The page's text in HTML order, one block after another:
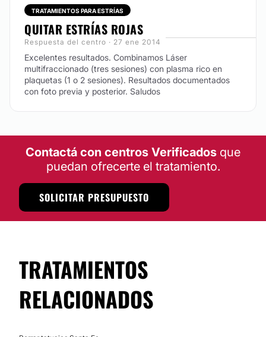
TRATAMIENTOS PARA ESTRÍAS
QUITAR ESTRÍAS ROJAS
Respuesta del centro · 27 ene 2014
Excelentes resultados. Combinamos Láser
multifraccionado (tres sesiones) con plasma rico en
plaquetas (1 o 2 sesiones). Resultados documentados
con foto previa y posterior. Saludos
Contactá con centros Verificados que
puedan ofrecerte el tratamiento.
SOLICITAR PRESUPUESTO
TRATAMIENTOS
RELACIONADOS